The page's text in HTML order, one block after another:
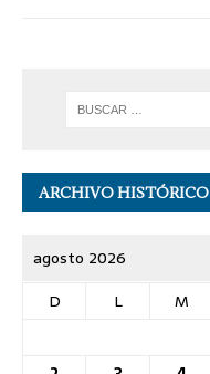
ARCHIVO HISTÓRICO
agosto 2026
D
L M